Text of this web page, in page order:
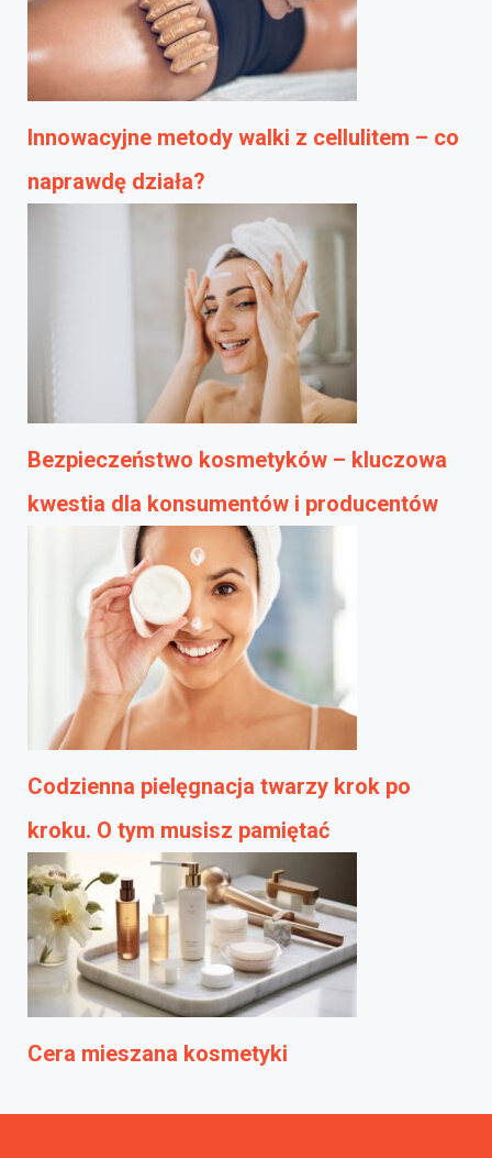
Innowacyjne metody walki z cellulitem – co
naprawdę działa?
Bezpieczeństwo kosmetyków – kluczowa
kwestia dla konsumentów i producentów
Codzienna pielęgnacja twarzy krok po
kroku. O tym musisz pamiętać
Cera mieszana kosmetyki